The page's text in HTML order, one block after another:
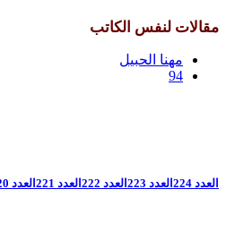
مقالات لنفس الكاتب
مهنا الحبيل
94
العدد 224 العدد 223 العدد 222 العدد 221 العدد 220